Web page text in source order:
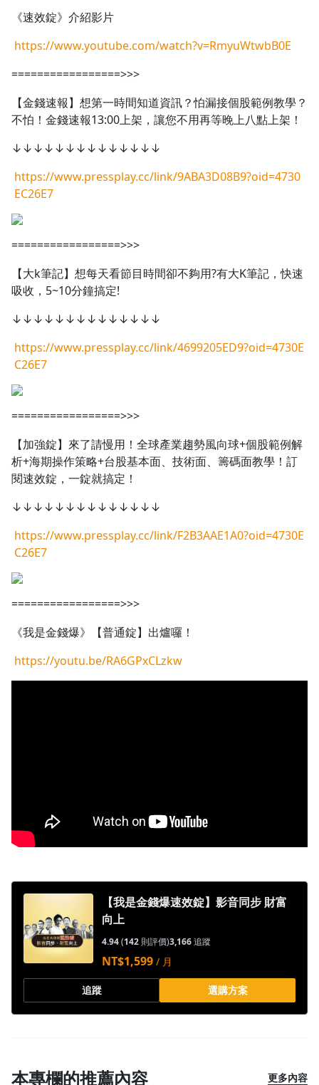
《速效錠》介紹影片
https://www.youtube.com/watch?v=RmyuWtwbB0E
=================>>>
【金錢速報】想第一時間知道資訊？怕漏接個股範例教學？
不怕！金錢速報13:00上架，讓您不用再等晚上八點上架！
↓↓↓↓↓↓↓↓↓↓↓↓↓↓
https://www.pressplay.cc/link/9ABA3D08B9?oid=4730
EC26E7
=================>>>
【大k筆記】想每天看節目時間卻不夠用?有大K筆記，快速
吸收，5~10分鐘搞定!
↓↓↓↓↓↓↓↓↓↓↓↓↓↓
https://www.pressplay.cc/link/4699205ED9?oid=4730E
C26E7
=================>>>
【加強錠】來了請慢用！全球產業趨勢風向球+個股範例解
析+海期操作策略+台股基本面、技術面、籌碼面教學！訂
閱速效錠，一錠就搞定！
↓↓↓↓↓↓↓↓↓↓↓↓↓↓
https://www.pressplay.cc/link/F2B3AAE1A0?oid=4730E
C26E7
=================>>>
《我是金錢爆》【普通錠】出爐囉！
https://youtu.be/RA6GPxCLzkw
【我是金錢爆速效錠】影音同步 財富
向上
4.94(142 則評價)3,166追蹤
NT$1,599 / 月
追蹤 選購方案
本專欄的推薦內容 更多內容
沒有待播放的清單